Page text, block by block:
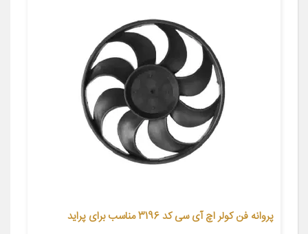
پروانه فن کولر اچ آی سی کد 3196 مناسب برای پراید